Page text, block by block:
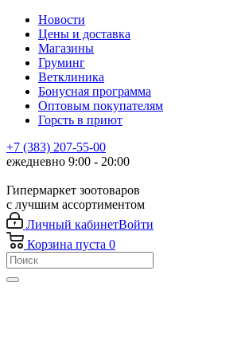
Новости
Цены и доставка
Магазины
Груминг
Ветклиника
Бонусная программа
Оптовым покупателям
Горсть в приют
+7 (383) 207-55-00
ежедневно 9:00 - 20:00
Гипермаркет зоотоваров
с лучшим ассортиментом
Личный кабинетВойти
Корзина пуста 0